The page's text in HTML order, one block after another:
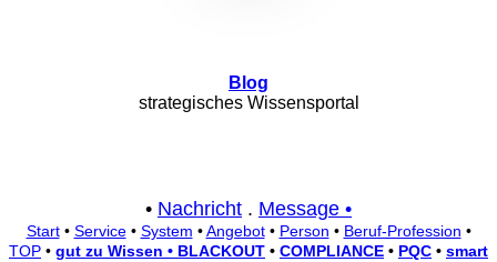
Blog
strategisches Wissensportal
• Nachricht . Message •
Start• Service• System •Angebot• Person • Beruf-Profession •
TOP • gut zu Wissen • BLACKOUT • COMPLIANCE • PQC • smart